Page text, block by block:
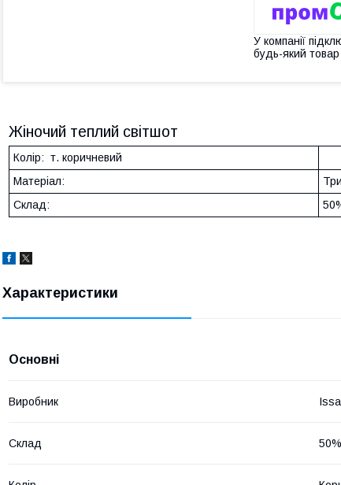
У компанії
будь-який
Жіночий теплий світшот
Колір: т. коричневий
Матеріал:
Склад:
Характеристики
Основні
Виробник
Склад